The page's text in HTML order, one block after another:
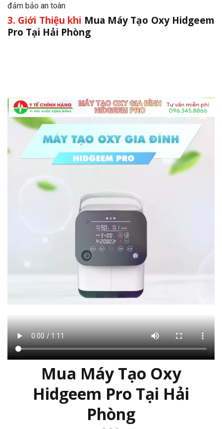
đảm bảo an toàn
3. Giới Thiệu khi Mua Máy Tạo Oxy Hidgeem
Pro Tại Hải Phòng
Mua Máy Tạo Oxy
Hidgeem Pro Tại Hải
Phòng